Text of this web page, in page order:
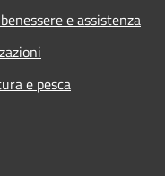
e assistenza
e pesca